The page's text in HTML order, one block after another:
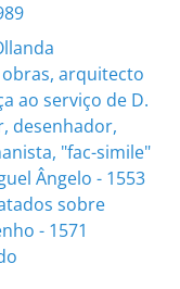
obras, arquitecto
ao serviço de D.
desenhador,
"fac-simile"
Ângelo - 1553
sobre
- 1571